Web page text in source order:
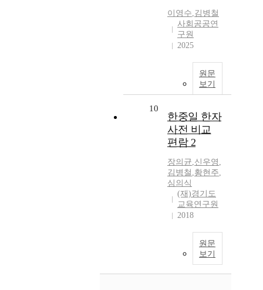
이영수,김병철
사회공공연
구원
2025
원문
보기
10
한중일 한자
사전 비교
편람 2
장의균,신우영 ,
김병철 ,황현주,
심의식
(재)경기도
교육연구원
2018
원문
보기